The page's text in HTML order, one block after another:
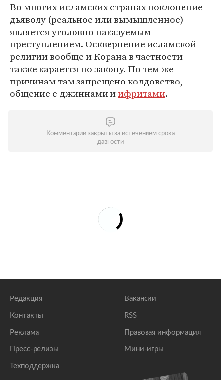
Во многих исламских странах поклонение
дьяволу (реальное или вымышленное)
является уголовно наказуемым
преступлением. Осквернение исламской
религии вообще и Корана в частности
также карается по закону. По тем же
причинам там запрещено колдовство,
общение с джиннами иифритами.
Комментарии закрыты за истечением срока
давности
Редакция
Контакты
Реклама
Пресс-релизы
Техподдержка
Вакансии
RSS
Правовая информация
Мини-игры